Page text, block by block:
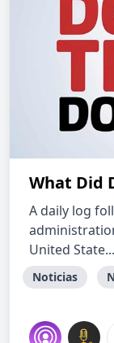
What Did
A daily log
United State...
Noticias